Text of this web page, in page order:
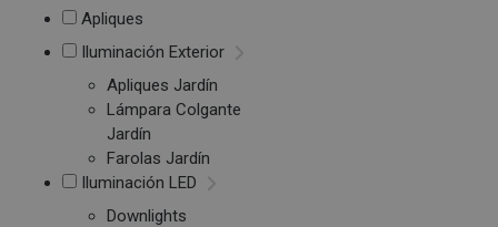
Apliques
Iluminación Exterior
Apliques Jardín
Lámpara Colgante
Jardín
Farolas Jardín
Iluminación LED
Downlights